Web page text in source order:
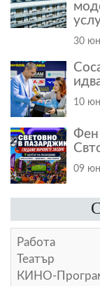
30
10
09
Работа
Театър
КИНО-